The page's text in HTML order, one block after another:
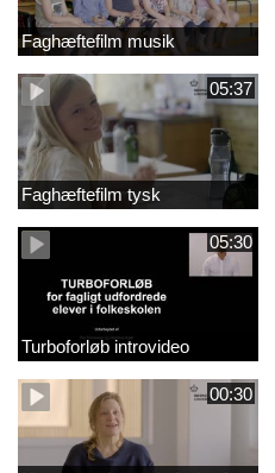
Faghæftefilm musik
05:37
Faghæftefilm tysk
05:30
Turboforløb introvideo
00:30